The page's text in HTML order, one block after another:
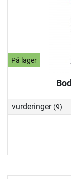
På lager
vurderinger (9)